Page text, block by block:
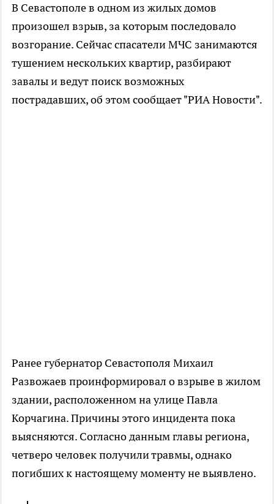
В Севастополе в одном из жилых домов
произошел взрыв, за которым последовало
возгорание. Сейчас спасатели МЧС занимаются
тушением нескольких квартир, разбирают
завалы и ведут поиск возможных
пострадавших, об этом сообщает "РИА Новости".
Ранее губернатор Севастополя Михаил
Развожаев проинформировал о взрыве в жилом
здании, расположенном на улице Павла
Корчагина. Причины этого инцидента пока
выясняются. Согласно данным главы региона,
четверо человек получили травмы, однако
погибших к настоящему моменту не выявлено.